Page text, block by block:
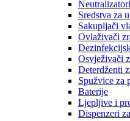
Sredstva za
Sakupljači
Ovlaživači
Osvježivači
Deterdženti
Spužvice za
Baterije
Ljepljive i
Dispenzeri